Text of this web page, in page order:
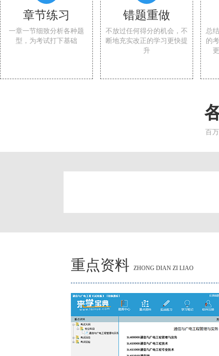
章节练习
一章一节细致分析各种题
型，为考试打下基础
错题重做
不放过任何得分的机会，不
断地充实改正的学习更快提
升
总
的
百
重点资料 ZHONG DIAN ZI LIAO